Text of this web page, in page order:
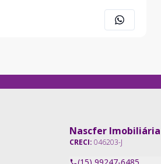
preparada para diversas
Nascfer
CRECI: 046203-J